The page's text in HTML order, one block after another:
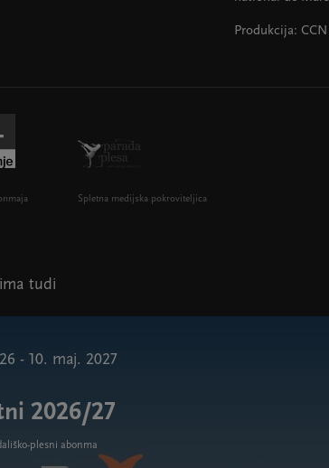
Produkcija:
Spletna medijska pokroviteljica
tudi
- 10. maj. 2027
2026/27
plesni abonma